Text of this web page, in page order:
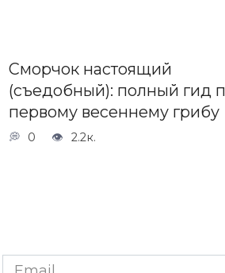
Сморчок настоящий
(съедобный): полный гид
первому весеннему грибу
0 2.2к.
Email